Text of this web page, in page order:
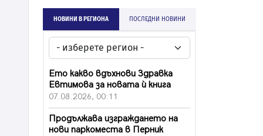
НОВИНИ В РЕГИОНА ПОСЛЕДНИ НОВИНИ
Ето какво вдъхнови Здравка
Евтимова за новата ѝ книга
07.08.2026, 00:11
Продължава изграждането на
нови паркоместа в Перник